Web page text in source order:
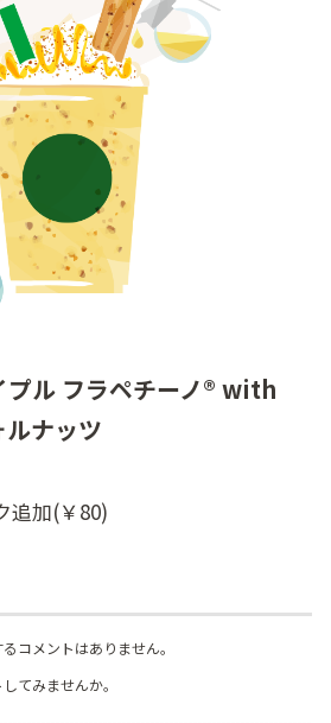
プル フラペチーノ® with
ナッツ
追加(￥80)
コメントはありません。
てみませんか。